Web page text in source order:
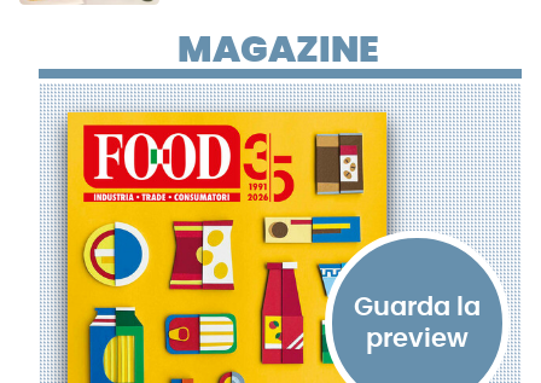
MAGAZINE